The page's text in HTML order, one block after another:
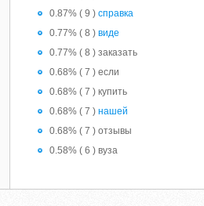
0.87% ( 9 ) справка
0.77% ( 8 ) виде
0.77% ( 8 ) заказать
0.68% ( 7 ) если
0.68% ( 7 ) купить
0.68% ( 7 ) нашей
0.68% ( 7 ) отзывы
0.58% ( 6 ) вуза